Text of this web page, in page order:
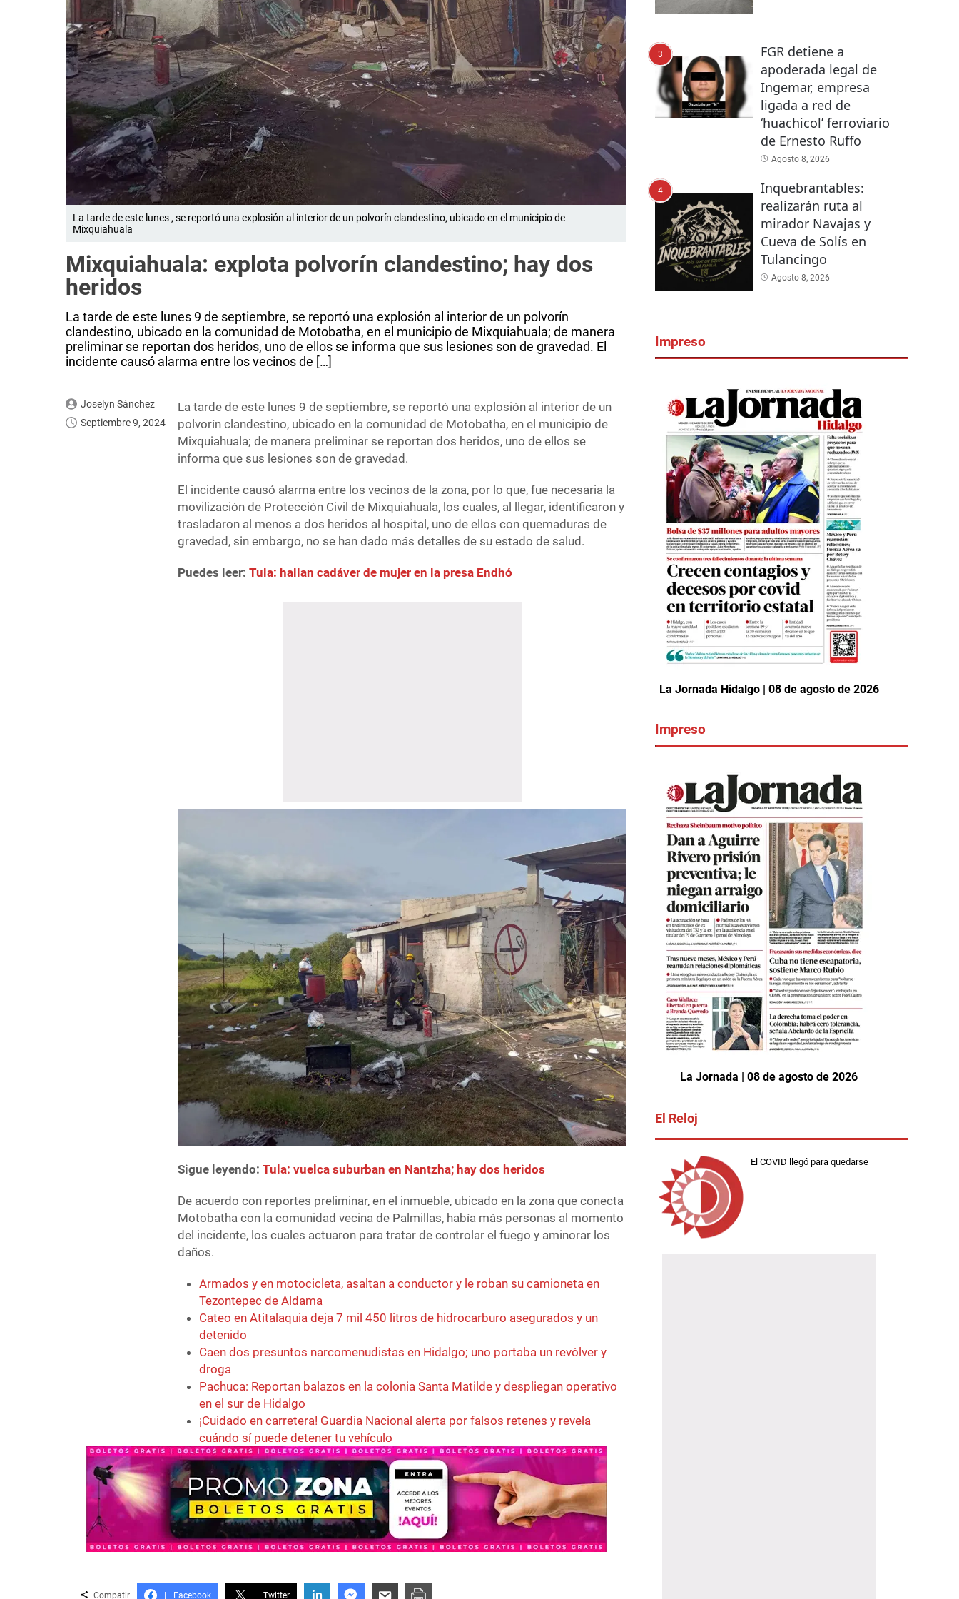
La tarde de este lunes , se reportó una explosión al interior de un polvorín clandestino, ubicado en el municipio de
Mixquiahuala
Mixquiahuala: explota polvorín clandestino; hay dos
heridos
La tarde de este lunes 9 de septiembre, se reportó una explosión al interior de un polvorín
clandestino, ubicado en la comunidad de Motobatha, en el municipio de Mixquiahuala; de manera
preliminar se reportan dos heridos, uno de ellos se informa que sus lesiones son de gravedad. El
incidente causó alarma entre los vecinos de […]
Joselyn Sánchez
Septiembre 9, 2024
La tarde de este lunes 9 de septiembre, se reportó una explosión al interior de un
polvorín clandestino, ubicado en la comunidad de Motobatha, en el municipio de
Mixquiahuala; de manera preliminar se reportan dos heridos, uno de ellos se
informa que sus lesiones son de gravedad.
El incidente causó alarma entre los vecinos de la zona, por lo que, fue necesaria la
movilización de Protección Civil de Mixquiahuala, los cuales, al llegar, identificaron y
trasladaron al menos a dos heridos al hospital, uno de ellos con quemaduras de
gravedad, sin embargo, no se han dado más detalles de su estado de salud.
Puedes leer:Tula: hallan cadáver de mujer en la presa Endhó
Sigue leyendo:Tula: vuelca suburban en Nantzha; hay dos heridos
De acuerdo con reportes preliminar, en el inmueble, ubicado en la zona que conecta
Motobatha con la comunidad vecina de Palmillas, había más personas al momento
del incidente, los cuales actuaron para tratar de controlar el fuego y aminorar los
daños.
Armados y en motocicleta, asaltan a conductor y le roban su camioneta en
Tezontepec de Aldama
Cateo en Atitalaquia deja 7 mil 450 litros de hidrocarburo asegurados y un
detenido
Caen dos presuntos narcomenudistas en Hidalgo; uno portaba un revólver y
droga
Pachuca: Reportan balazos en la colonia Santa Matilde y despliegan operativo
en el sur de Hidalgo
¡Cuidado en carretera! Guardia Nacional alerta por falsos retenes y revela
cuándo sí puede detener tu vehículo
Compatir | Facebook | Twitter in
3
FGR detiene a
apoderada legal de
Ingemar, empresa
ligada a red de
‘huachicol’ ferroviario
de Ernesto Ruffo
Agosto 8, 2026
4
Inquebrantables:
realizarán ruta al
mirador Navajas y
Cueva de Solís en
Tulancingo
Agosto 8, 2026
Impreso
La Jornada Hidalgo | 08 de agosto de 2026
Impreso
La Jornada | 08 de agosto de 2026
El Reloj
El COVID llegó para quedarse